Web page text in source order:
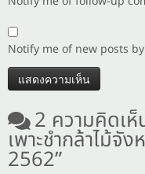
Notify me of new posts
2 ความคิดเ
เพาะชำกล้าไม้จั
2562”